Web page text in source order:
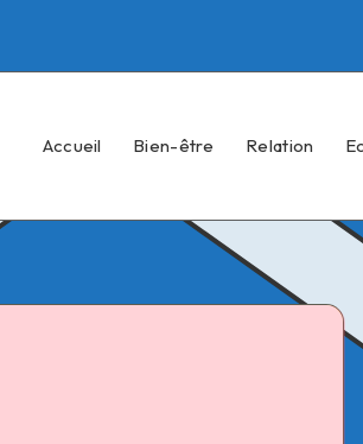
Accueil Bien-être Relation